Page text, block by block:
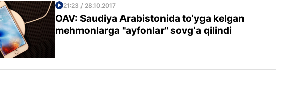
21:23 / 28.10.2017
OAV: Saudiya Arabistonida to‘yga kelgan
mehmonlarga "ayfonlar" sovg‘a qilindi